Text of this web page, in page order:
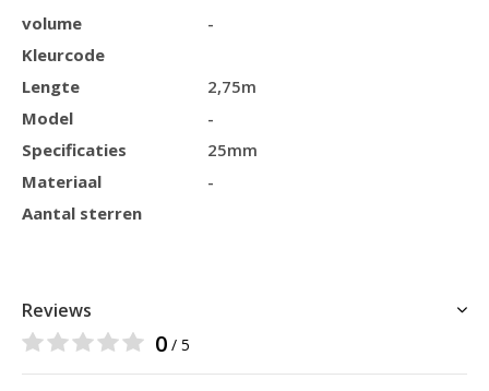
volume
-
Kleurcode
Lengte
2,75m
Model
-
Specificaties
25mm
Materiaal
-
Aantal sterren
Reviews
0 / 5